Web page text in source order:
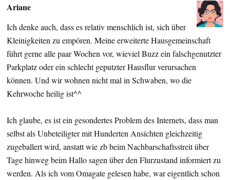
Ariane
Ich denke auch, dass es relativ menschlich ist, sich über
Kleinigkeiten zu empören. Meine erweiterte Hausgemeinschaft
führt gerne alle paar Wochen vor, wieviel Buzz ein falschgenutzter
Parkplatz oder ein schlecht geputzter Hausflur verursachen
können. Und wir wohnen nicht mal in Schwaben, wo die
Kehrwoche heilig ist^^
Ich glaube, es ist ein gesondertes Problem des Internets, dass man
selbst als Unbeteiligter mit Hunderten Ansichten gleichzeitig
zugeballert wird, anstatt wie zb beim Nachbarschaftsstreit über
Tage hinweg beim Hallo sagen über den Flurzustand informiert zu
werden. Als ich vom Omagate gelesen habe, war eigentlich schon